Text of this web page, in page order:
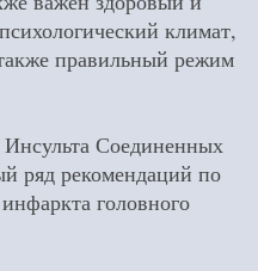
климат,
правильный режим
Соединенных
ряд рекомендаций по
головного